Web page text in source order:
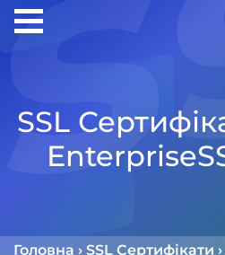
SSL
Головна › SSL Сертифікати ›